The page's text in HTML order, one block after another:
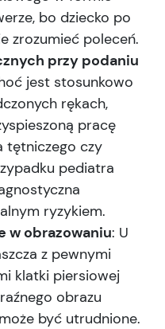
bo dziecko po
zrozumieć poleceń.
przy podaniu
jest stosunkowo
rękach,
pracę
tętniczego czy
pediatra
ryzykiem.
w obrazowaniu: U
z pewnymi
klatki piersiowej
obrazu
być utrudnione.